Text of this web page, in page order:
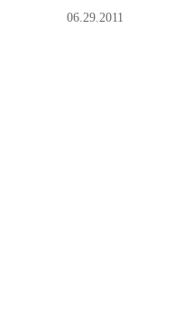
06.29.2011